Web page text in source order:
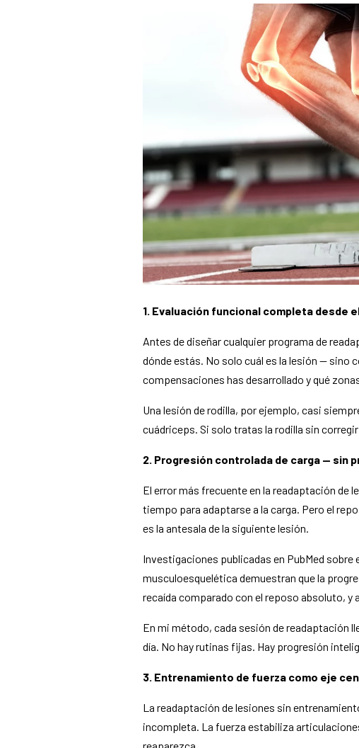
1. Evaluación funcional completa desde
Antes de diseñar cualquier programa de
dónde estás. No solo cuál es la lesión — sino
compensaciones has desarrollado y qué
Una lesión de rodilla, por ejemplo, casi
cuádriceps. Si solo tratas la rodilla sin
2. Progresión controlada de carga — sin
El error más frecuente en la readaptación de
tiempo para adaptarse a la carga. Pero el
es la antesala de la siguiente lesión.
Investigaciones publicadas en PubMed
musculoesquelética demuestran que la
recaída comparado con el reposo absoluto,
En mi método, cada sesión de readaptación
día. No hay rutinas fijas. Hay progresión
3. Entrenamiento de fuerza como eje
La readaptación de lesiones sin
incompleta. La fuerza estabiliza